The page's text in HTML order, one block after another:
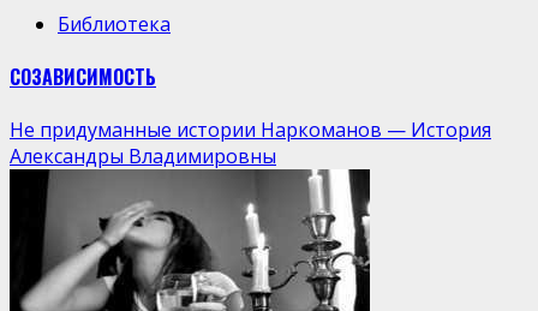
Библиотека
СОЗАВИСИМОСТЬ
Не придуманные истории Наркоманов — История
Александры Владимировны